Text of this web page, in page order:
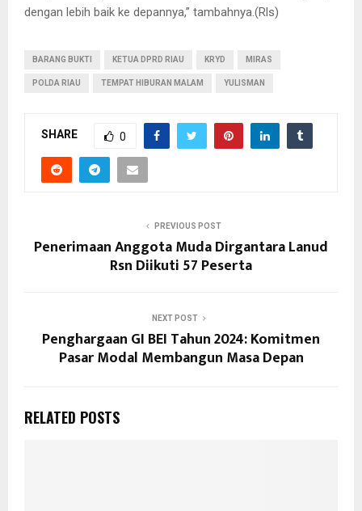
dengan lebih baik ke depannya,” tambahnya.(Rls)
BARANG BUKTI KETUA DPRD RIAU KRYD MIRAS
POLDA RIAU TEMPAT HIBURAN MALAM YULISMAN
SHARE 0
PREVIOUS POST
Penerimaan Anggota Muda Dirgantara Lanud
Rsn Diikuti 57 Peserta
NEXT POST
Penghargaan GI BEI Tahun 2024: Komitmen
Pasar Modal Membangun Masa Depan
RELATED POSTS